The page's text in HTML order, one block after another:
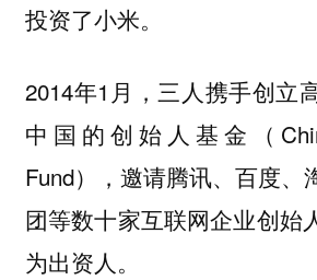
投资了小米。
2014年1月，三人携手创立
中国的创始人基金（
Fund），邀请腾讯、百度、
团等数十家互联网企业创始
为出资人。